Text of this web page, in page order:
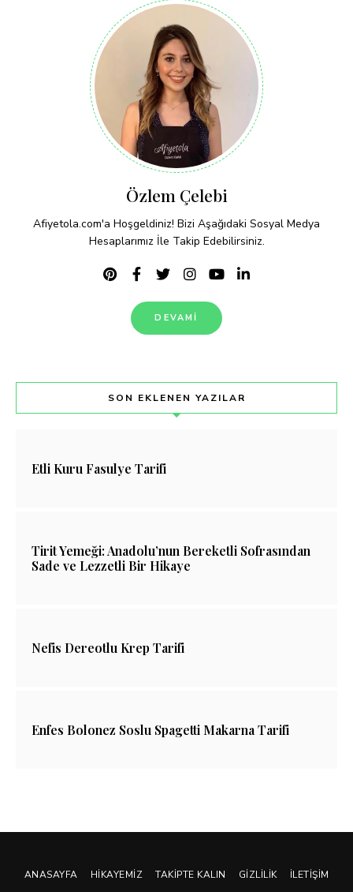
Özlem Çelebi
Afiyetola.com'a Hoşgeldiniz! Bizi Aşağıdaki Sosyal Medya
Hesaplarımız İle Takip Edebilirsiniz.
DEVAMI
SON EKLENEN YAZILAR
Etli Kuru Fasulye Tarifi
Tirit Yemeği: Anadolu’nun Bereketli Sofrasından
Sade ve Lezzetli Bir Hikaye
Nefis Dereotlu Krep Tarifi
Enfes Bolonez Soslu Spagetti Makarna Tarifi
ANASAYFA HIKAYEMIZ TAKIPTE KALIN GIZLILIK
İLETIŞIM